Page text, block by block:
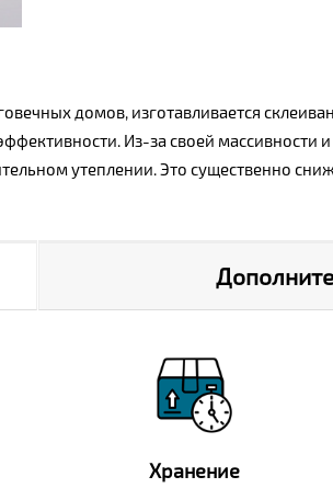
домов, изготавливается
Из-за своей массивности
утеплении. Это существенно
Хранение